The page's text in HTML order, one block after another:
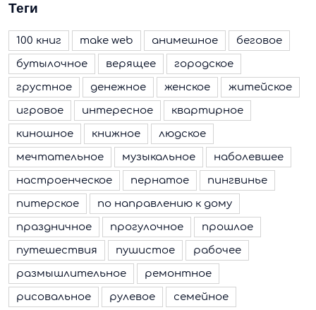
Теги
100 книг make web анимешное
беговое
бутылочное
верящее
городское
грустное
денежное женское
житейское
игровое
интересное
квартирное
киношное
книжное
людское
мечтательное
музыкальное
наболевшее
настроенческое
пернатое
пингвинье
питерское
по направлению к дому
праздничное
прогулочное
прошлое
путешествия
пушистое
рабочее
размышлительное
ремонтное
рисовальное
рулевое семейное